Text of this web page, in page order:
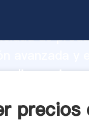
de
precios